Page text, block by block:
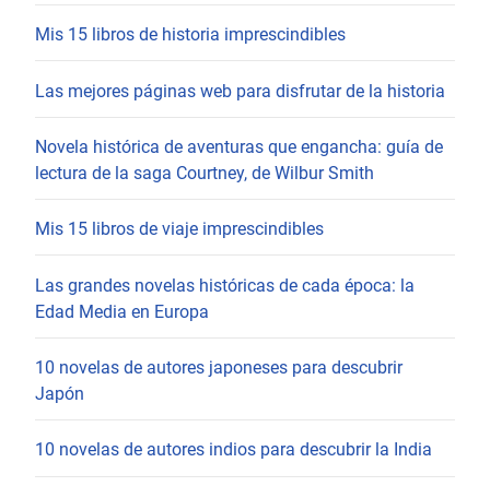
Mis 15 libros de historia imprescindibles
Las mejores páginas web para disfrutar de la historia
Novela histórica de aventuras que engancha: guía de
lectura de la saga Courtney, de Wilbur Smith
Mis 15 libros de viaje imprescindibles
Las grandes novelas históricas de cada época: la
Edad Media en Europa
10 novelas de autores japoneses para descubrir
Japón
10 novelas de autores indios para descubrir la India